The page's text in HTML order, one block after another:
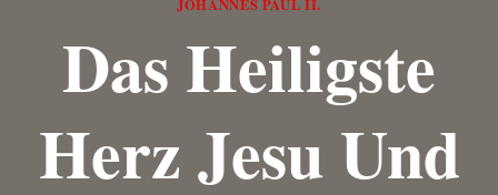
JOHANNES PAUL II.
Das Heiligste
Herz Jesu Und